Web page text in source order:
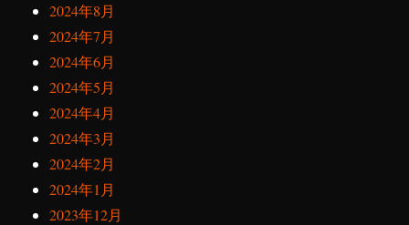
2024年8月
2024年7月
2024年6月
2024年5月
2024年4月
2024年3月
2024年2月
2024年1月
2023年12月